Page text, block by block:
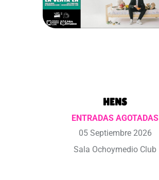
HENS
ENTRADAS AGOTADAS
05 Septiembre 2026
Sala Ochoymedio Club